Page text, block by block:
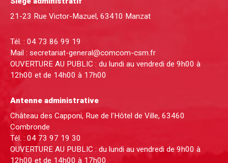
21-23 Rue Victor-Mazuel, 63410 Manzat
Tél. : 04 73 86 99 19
Mail : secretariat-general@comcom-csm.fr
OUVERTURE AU PUBLIC : du lundi au vendredi de 9h00 à
12h00 et de 14h00 à 17h00
Antenne administrative
Château des Capponi, Rue de l'Hôtel de Ville, 63460
Combronde
Tél. : 04 73 97 19 30
OUVERTURE AU PUBLIC : du lundi au vendredi de 9h00 à
12h00 et de 14h00 à 17h00